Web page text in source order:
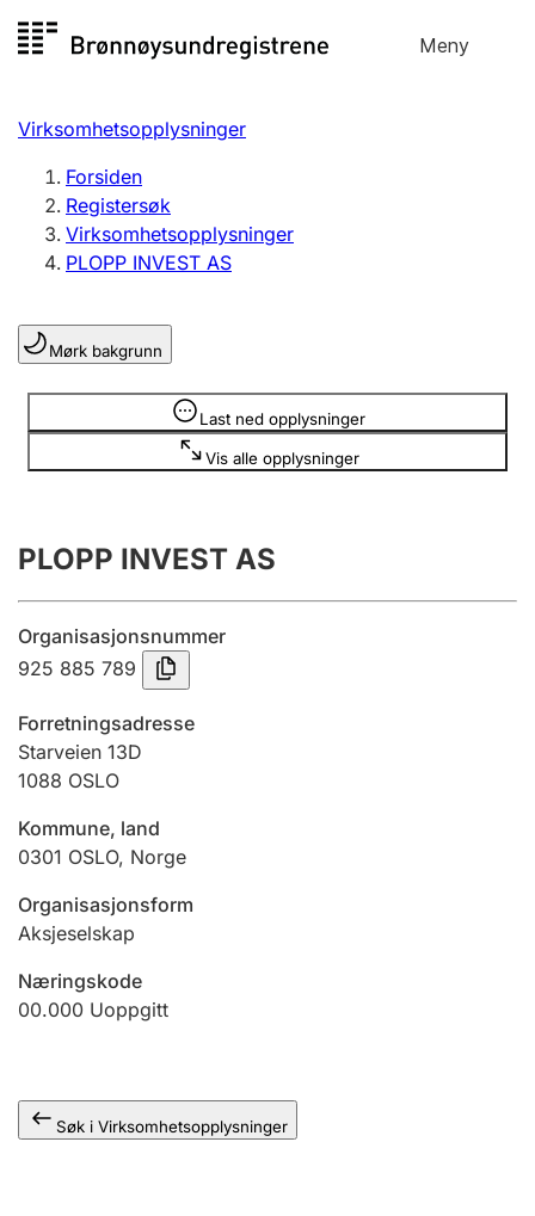
til
Meny
Registersøk
Aksjeselskap
Enkeltpersonforetak
Registrere, endre, slette
Lag og forening
Registrere, endre, slette
Årsregnskap
Innsending og forsinkelsesgebyr
Jeger
Ektepaktveileder
Offentlig sektor
Virksomhetsopplysninger
Forsiden
Registersøk
Virksomhetsopplysninger
PLOPP INVEST AS
Mørk bakgrunn
Last ned opplysninger
Vis alle opplysninger
Opplysninger er skjult
PLOPP INVEST AS
Organisasjonsnummer
925 885 789
Forretningsadresse
Starveien 13D
1088 OSLO
Kommune, land
0301 OSLO, Norge
Organisasjonsform
Aksjeselskap
Næringskode
00.000 Uoppgitt
Søk i Virksomhetsopplysninger